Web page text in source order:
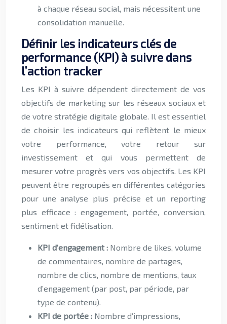
à chaque réseau social, mais nécessitent une
consolidation manuelle.
Définir les indicateurs clés de
performance (KPI) à suivre dans
l’action tracker
Les KPI à suivre dépendent directement de vos
objectifs de marketing sur les réseaux sociaux et
de votre stratégie digitale globale. Il est essentiel
de choisir les indicateurs qui reflètent le mieux
votre performance, votre retour sur
investissement et qui vous permettent de
mesurer votre progrès vers vos objectifs. Les KPI
peuvent être regroupés en différentes catégories
pour une analyse plus précise et un reporting
plus efficace : engagement, portée, conversion,
sentiment et fidélisation.
KPI d’engagement : Nombre de likes, volume
de commentaires, nombre de partages,
nombre de clics, nombre de mentions, taux
d’engagement (par post, par période, par
type de contenu).
KPI de portée : Nombre d’impressions,